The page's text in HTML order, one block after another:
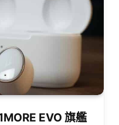
EVO 旗艦